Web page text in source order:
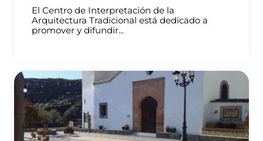
El Centro de Interpretación de la
Arquitectura Tradicional está dedicado a
promover y difundir...